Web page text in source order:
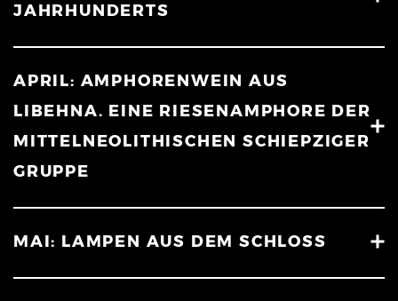
JAHRHUNDERTS
APRIL: AMPHORENWEIN AUS
LIBEHNA. EINE RIESENAMPHORE DER
MITTELNEOLITHISCHEN SCHIEPZIGER
GRUPPE
MAI: LAMPEN AUS DEM SCHLOSS